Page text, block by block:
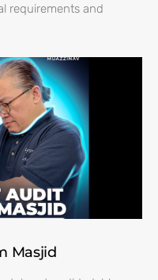
requirements and
Masjid